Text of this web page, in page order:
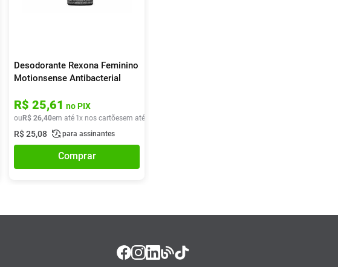
x deR$ 26,90
Desodorante Rexona Feminino
Motionsense Antibacterial
R$ 25,61 no PIX
ouR$ 26,40em até 1x nos cartõesem até
R$25,08 para assinantes
Comprar